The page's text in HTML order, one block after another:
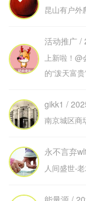
昆山有户外
活动推广 /
上新啦！
的“泼天富贵
gikk1 /
南京城区商
永不言弃
人间盛世-